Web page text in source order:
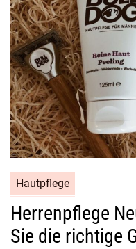
Hautpflege
Herrenpflege
Sie die richtige